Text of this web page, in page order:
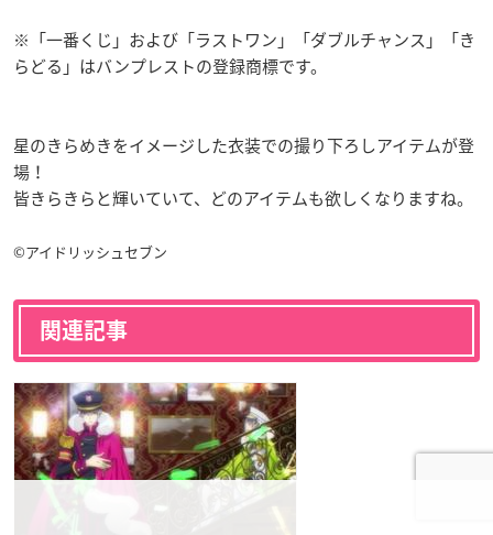
※「一番くじ」および「ラストワン」「ダブルチャンス」「き
らどる」はバンプレストの登録商標です。
星のきらめきをイメージした衣装での撮り下ろしアイテムが登
場！
皆きらきらと輝いていて、どのアイテムも欲しくなりますね。
©アイドリッシュセブン
関連記事